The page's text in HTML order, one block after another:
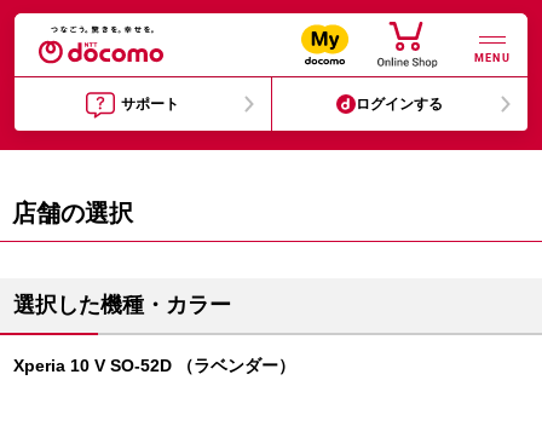
MENU
サポート ログインする
店舗の選択
選択した機種・カラー
Xperia 10 V SO-52D （ラベンダー）